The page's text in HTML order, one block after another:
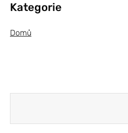
Kategorie
Domů